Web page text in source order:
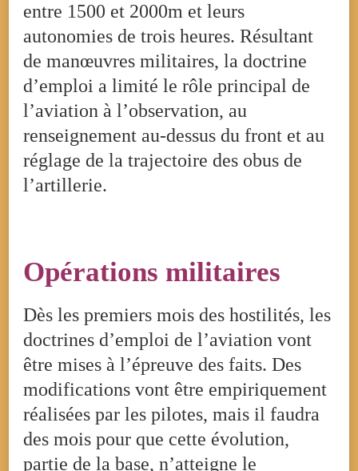
entre 1500 et 2000m et leurs
autonomies de trois heures. Résultant
de manœuvres militaires, la doctrine
d’emploi a limité le rôle principal de
l’aviation à l’observation, au
renseignement au-dessus du front et au
réglage de la trajectoire des obus de
l’artillerie.
Opérations militaires
Dès les premiers mois des hostilités, les
doctrines d’emploi de l’aviation vont
être mises à l’épreuve des faits. Des
modifications vont être empiriquement
réalisées par les pilotes, mais il faudra
des mois pour que cette évolution,
partie de la base, n’atteigne le